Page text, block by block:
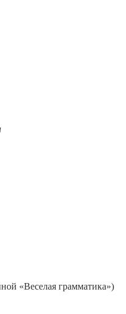
«Веселая грамматика»)